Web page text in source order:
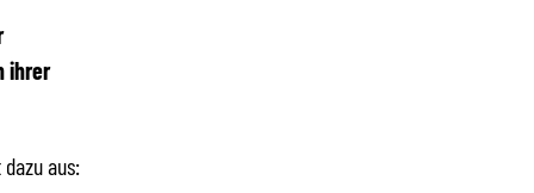
ihrer
aus: